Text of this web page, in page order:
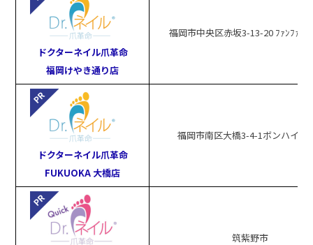
ドクターネイル爪革命
福岡けやき通り店
福岡市中央区赤坂3-13-20 ﾌｧﾝﾌｧﾝﾋ
ドクターネイル爪革命
FUKUOKA 大橋店
福岡市南区大橋3-4-1ボンハイム
筑紫野市